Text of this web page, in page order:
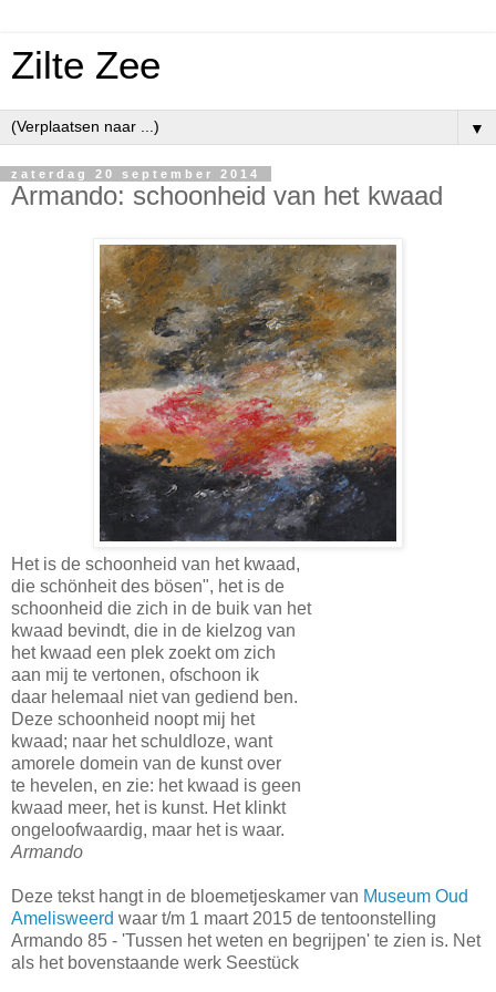
Zilte Zee
▼
zaterdag 20 september 2014
Armando: schoonheid van het kwaad
Het is de schoonheid van het kwaad,
die schönheit des bösen", het is de
schoonheid die zich in de buik van het
kwaad bevindt, die in de kielzog van
het kwaad een plek zoekt om zich
aan mij te vertonen, ofschoon ik
daar helemaal niet van gediend ben.
Deze schoonheid noopt mij het
kwaad; naar het schuldloze, want
amorele domein van de kunst over
te hevelen, en zie: het kwaad is geen
kwaad meer, het is kunst. Het klinkt
ongeloofwaardig, maar het is waar.
Armando
Deze tekst hangt in de bloemetjeskamer van Museum Oud
Amelisweerd waar t/m 1 maart 2015 de tentoonstelling
Armando 85 - 'Tussen het weten en begrijpen' te zien is. Net
als het bovenstaande werk Seestück